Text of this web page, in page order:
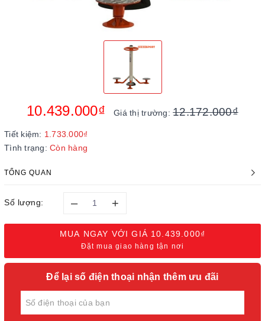
10.439.000₫ Giá thị trường:12.172.000₫
Tiết kiệm: 1.733.000₫
Tình trạng: Còn hàng
TỔNG QUAN
Số lượng: – +
MUA NGAY VỚI GIÁ 10.439.000₫
Đặt mua giao hàng tận nơi
Để lại số điện thoại nhận thêm ưu đãi